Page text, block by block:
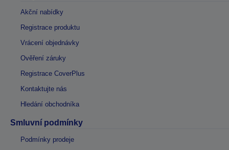
Akční nabídky
Registrace produktu
Vrácení objednávky
Ověření záruky
Registrace CoverPlus
Kontaktujte nás
Hledání obchodníka
Smluvní podmínky
Podmínky prodeje